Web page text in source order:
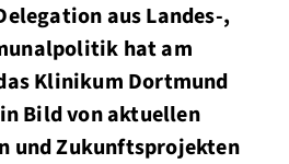
aus Landes-,
hat am
Klinikum Dortmund
Bild von aktuellen
und Zukunftsprojekten